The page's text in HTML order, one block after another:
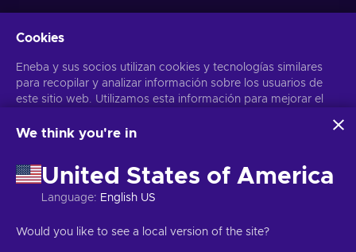
Obtén ofertas personalizadas de videojuegos
Suscribirse
Puedes darte de baja en cualquier momento. Visita el apartadoAviso
Copyright © 2026 Eneba. Todos los derechos reservados.
Cookies
Eneba y sus socios utilizan cookies y tecnologías similares
para recopilar y analizar información sobre los usuarios de
este sitio web. Utilizamos esta información para mejorar el
personales también pueden emplearse para personalizar los
Al hacer clic en «Aceptar todo», das tu consentimiento para
que Eneba y sus socios utilicen estas tecnologías. Puedes
ajustar tu consentimiento haciendo clic en «Personalizar»
tus datos, consulta la Seguridad y Privacidad de Google
We think you're in
United States of America
Language: English US
Would you like to see a local version of the site?